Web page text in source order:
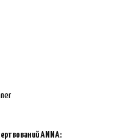
ANNA: